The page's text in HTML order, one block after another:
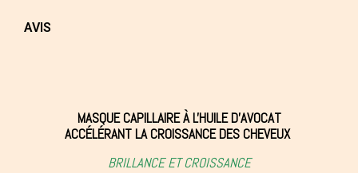
AVIS
MASQUE CAPILLAIRE À L'HUILE D'AVOCAT
ACCÉLÉRANT LA CROISSANCE DES CHEVEUX
BRILLANCE ET CROISSANCE